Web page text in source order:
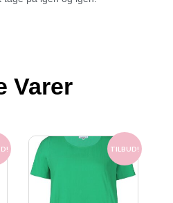
Varer
TILBUD!
Den
oprindelige
Den
aktuelle
pris
er: